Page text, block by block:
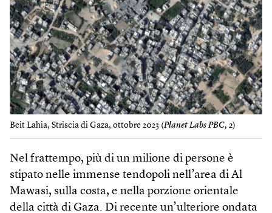
Beit Lahia, Striscia di Gaza, ottobre 2023 (Planet Labs PBC, 2)
Nel frattempo, più di un milione di persone è
stipato nelle immense tendopoli nell’area di Al
Mawasi, sulla costa, e nella porzione orientale
della città di Gaza. Di recente un’ulteriore ondata